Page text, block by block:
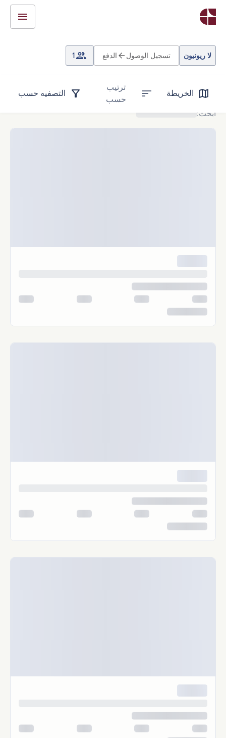
لا ريونيون تسجيل الوصول الدفع 1
الخريطة
ترتيب
حسب
التصفيه حسب
ابحث: